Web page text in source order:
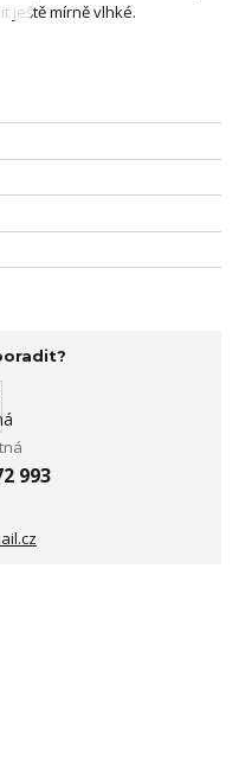
ještě mírně vlhké.
993